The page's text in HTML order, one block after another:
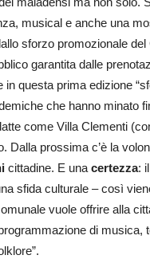
musical e anche una
sforzo promozionale del
garantita dalle
questa prima edizione
che hanno minato
come Villa Clementi
Dalla prossima c’è la
cittadine. E una certezza:
sfida culturale – così
vuole offrire alla
di